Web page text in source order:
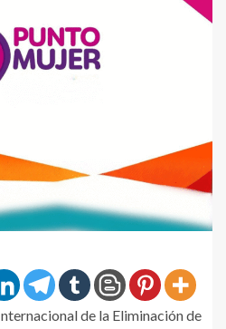
de la Eliminación de